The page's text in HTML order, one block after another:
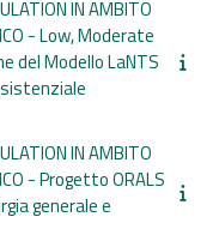
IN AMBITO
- Low, Moderate
del Modello LaNTS
IN AMBITO
- Progetto ORALS
generale e